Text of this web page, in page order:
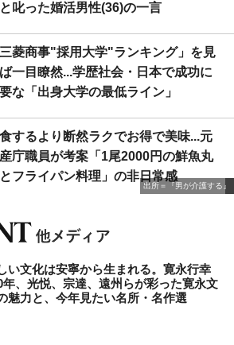
出所＝『男が介護する』
叱った婚活男性(36)の一言
三菱商事"採用大学"ランキング」を見
一目瞭然...学歴社会・日本で成功に
な「出身大学の最低ライン」
するより断然ラクでお得で美味...元
庁職員が考案「1尾2000円の鮮魚丸
フライパン料理」の非日常感
い文化は安寧から生まれる。寛永行幸
年、光悦、宗達、遠州らが彩った寛永文
魅力と、今年見たい名所・名作選